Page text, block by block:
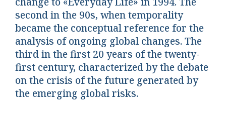
second in the 90s, when temporality
became the conceptual reference for the
analysis of ongoing global changes. The
third in the first 20 years of the twenty-
first century, characterized by the debate
on the crisis of the future generated by
the emerging global risks.